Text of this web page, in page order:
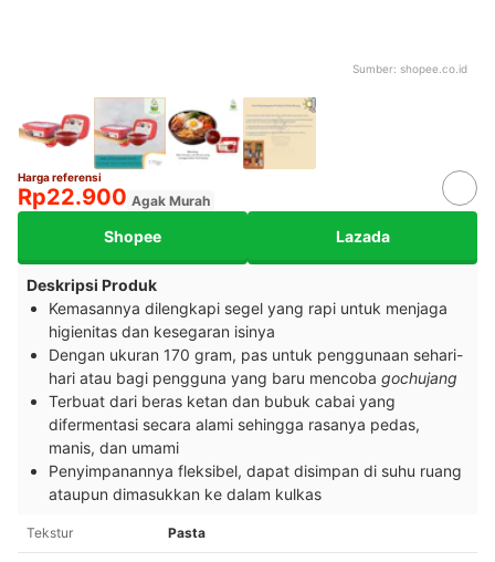
Sumber: shopee.co.id
Harga referensi
Rp22.900 Agak Murah
Shopee Lazada
Deskripsi Produk
Kemasannya dilengkapi segel yang rapi untuk menjaga
higienitas dan kesegaran isinya
Dengan ukuran 170 gram, pas untuk penggunaan sehari-
hari atau bagi pengguna yang baru mencoba gochujang
Terbuat dari beras ketan dan bubuk cabai yang
difermentasi secara alami sehingga rasanya pedas,
manis, dan umami
Penyimpanannya fleksibel, dapat disimpan di suhu ruang
ataupun dimasukkan ke dalam kulkas
Tekstur Pasta